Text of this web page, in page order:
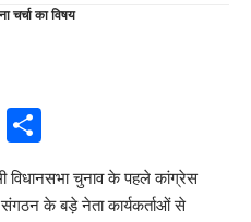
चर्चा का विषय
Copy
Link
विधानसभा चुनाव के पहले कांग्रेस
संगठन के बड़े नेता कार्यकर्ताओं से